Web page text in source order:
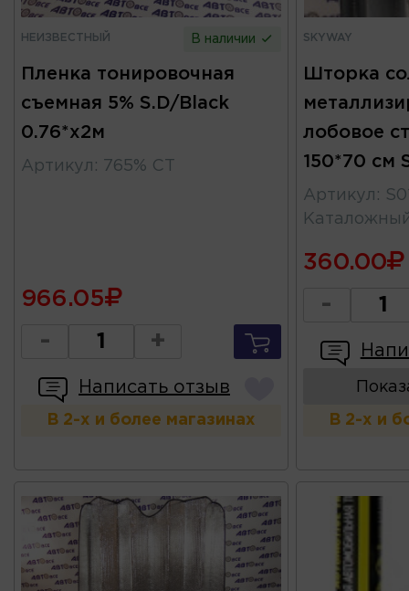
НЕИЗВЕСТНЫЙ В наличии
Пленка тонировочная
съемная 5% S.D/Black
0.76*x2м
Артикул : 765% СТ
966.05
- +
Написать отзыв
В 2-х и более магазинах
SKYWAY
Шторка
лобовое
150*70 см
Артикул :
360.00
-
В 2-х и